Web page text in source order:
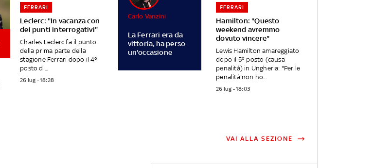
Leclerc: "In vacanza con
dei punti interrogativi"
FERRARI
Charles Leclerc fa il punto
della prima parte della
stagione Ferrari dopo il 4°
posto di...
26 lug - 18:28
La Ferrari era da
vittoria, ha perso
un'occasione
Carlo Vanzini
Hamilton: "Questo
weekend avremmo
dovuto vincere"
FERRARI
Lewis Hamilton amareggiato
dopo il 5° posto (causa
penalità) in Ungheria: "Per le
penalità non ho...
26 lug - 18:03
VAI ALLA SEZIONE